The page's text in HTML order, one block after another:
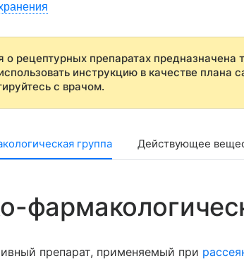
рецептурных препаратах предназначена
инструкцию в качестве плана
с врачом.
группа Действующее
препарат, применяемый при